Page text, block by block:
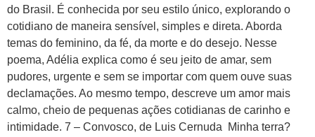
do Brasil. É conhecida por seu estilo único, explorando o
cotidiano de maneira sensível, simples e direta. Aborda
temas do feminino, da fé, da morte e do desejo. Nesse
poema, Adélia explica como é seu jeito de amar, sem
pudores, urgente e sem se importar com quem ouve suas
declamações. Ao mesmo tempo, descreve um amor mais
calmo, cheio de pequenas ações cotidianas de carinho e
intimidade. 7 – Convosco, de Luis Cernuda Minha terra?